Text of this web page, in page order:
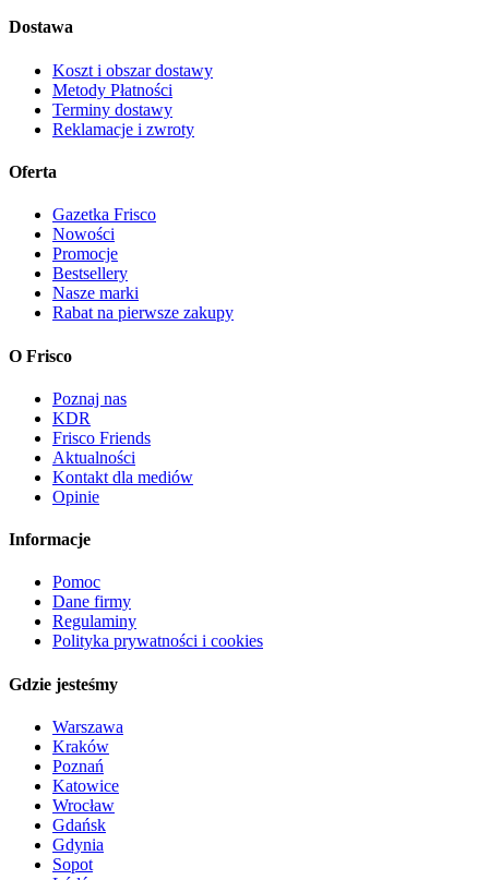
Dostawa
Koszt i obszar dostawy
Metody Płatności
Terminy dostawy
Reklamacje i zwroty
Oferta
Gazetka Frisco
Nowości
Promocje
Bestsellery
Nasze marki
Rabat na pierwsze zakupy
O Frisco
Poznaj nas
KDR
Frisco Friends
Aktualności
Kontakt dla mediów
Opinie
Informacje
Pomoc
Dane firmy
Regulaminy
Polityka prywatności i cookies
Gdzie jesteśmy
Warszawa
Kraków
Poznań
Katowice
Wrocław
Gdańsk
Gdynia
Sopot